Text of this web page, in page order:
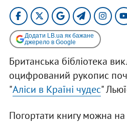
Додати LB.ua як бажане
джерело в Google
Британська бібліотека
оцифрований рукопис
"Аліси в Країні чудес"
Погортати книгу можна на